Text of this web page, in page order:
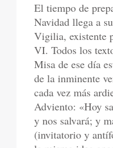
El tiempo de
Navidad llega a
Vigilia, existente
VI. Todos los
Misa de ese día
de la inminente
cada vez más
Adviento: «Hoy
y nos salvará; y
(invitatorio y